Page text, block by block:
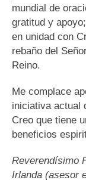
mundial de
gratitud y
en unidad con
rebaño del
Reino.
Me complace
iniciativa actual
Creo que tiene
beneficios
Reverendísimo
Irlanda (asesor